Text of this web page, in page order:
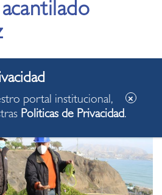
portal institucional,
Politicas de Privacidad.